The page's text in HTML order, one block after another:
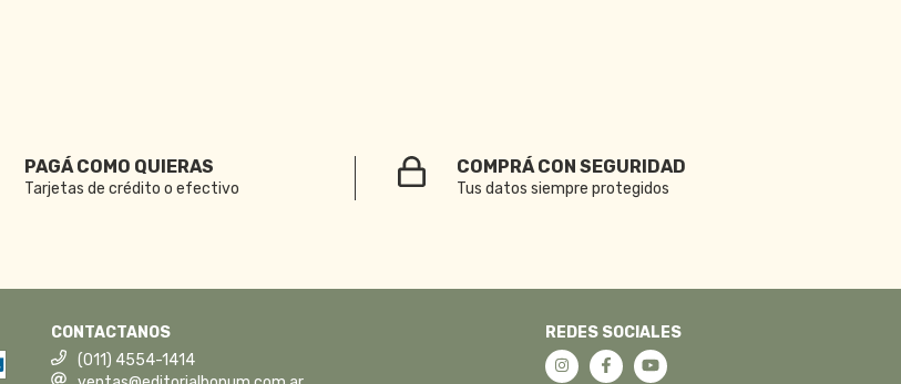
PAGÁ COMO QUIERAS
Tarjetas de crédito o efectivo
COMPRÁ CON SEGURIDAD
Tus datos siempre protegidos
CONTACTANOS
(011) 4554-1414
REDES SOCIALES